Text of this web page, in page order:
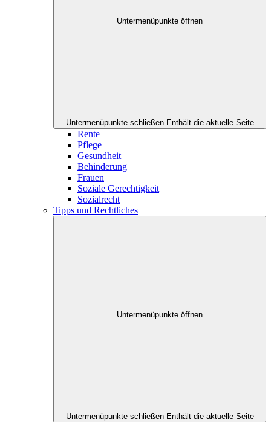
Untermenüpunkte öffnen
Untermenüpunkte schließen Enthält die aktuelle Seite
Rente
Pflege
Gesundheit
Behinderung
Frauen
Soziale Gerechtigkeit
Sozialrecht
Tipps und Rechtliches
Untermenüpunkte öffnen
Untermenüpunkte schließen Enthält die aktuelle Seite